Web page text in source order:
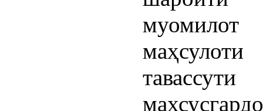
муомилот